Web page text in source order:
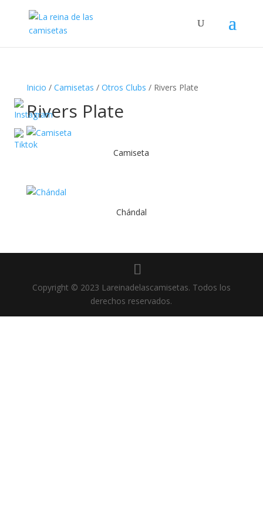
Búsqueda
Inicio / Camisetas / Otros Clubs / Rivers Plate
Rivers Plate
Camiseta
Chándal
Copyright © 2023 Lareinadelascamisetas. Todos los
derechos reservados.